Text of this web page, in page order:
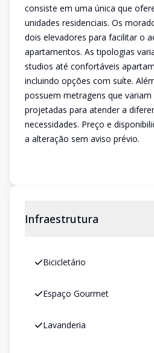
consiste em uma única que
unidades residenciais. Os
dois elevadores para facilitar o
apartamentos. As tipologias
studios até confortáveis
incluindo opções com suíte.
possuem metragens que variam
projetadas para atender a
necessidades. Preço e
a alteração sem aviso prévio.
Infraestrutura
Bicicletário
Espaço Gourmet
Lavanderia